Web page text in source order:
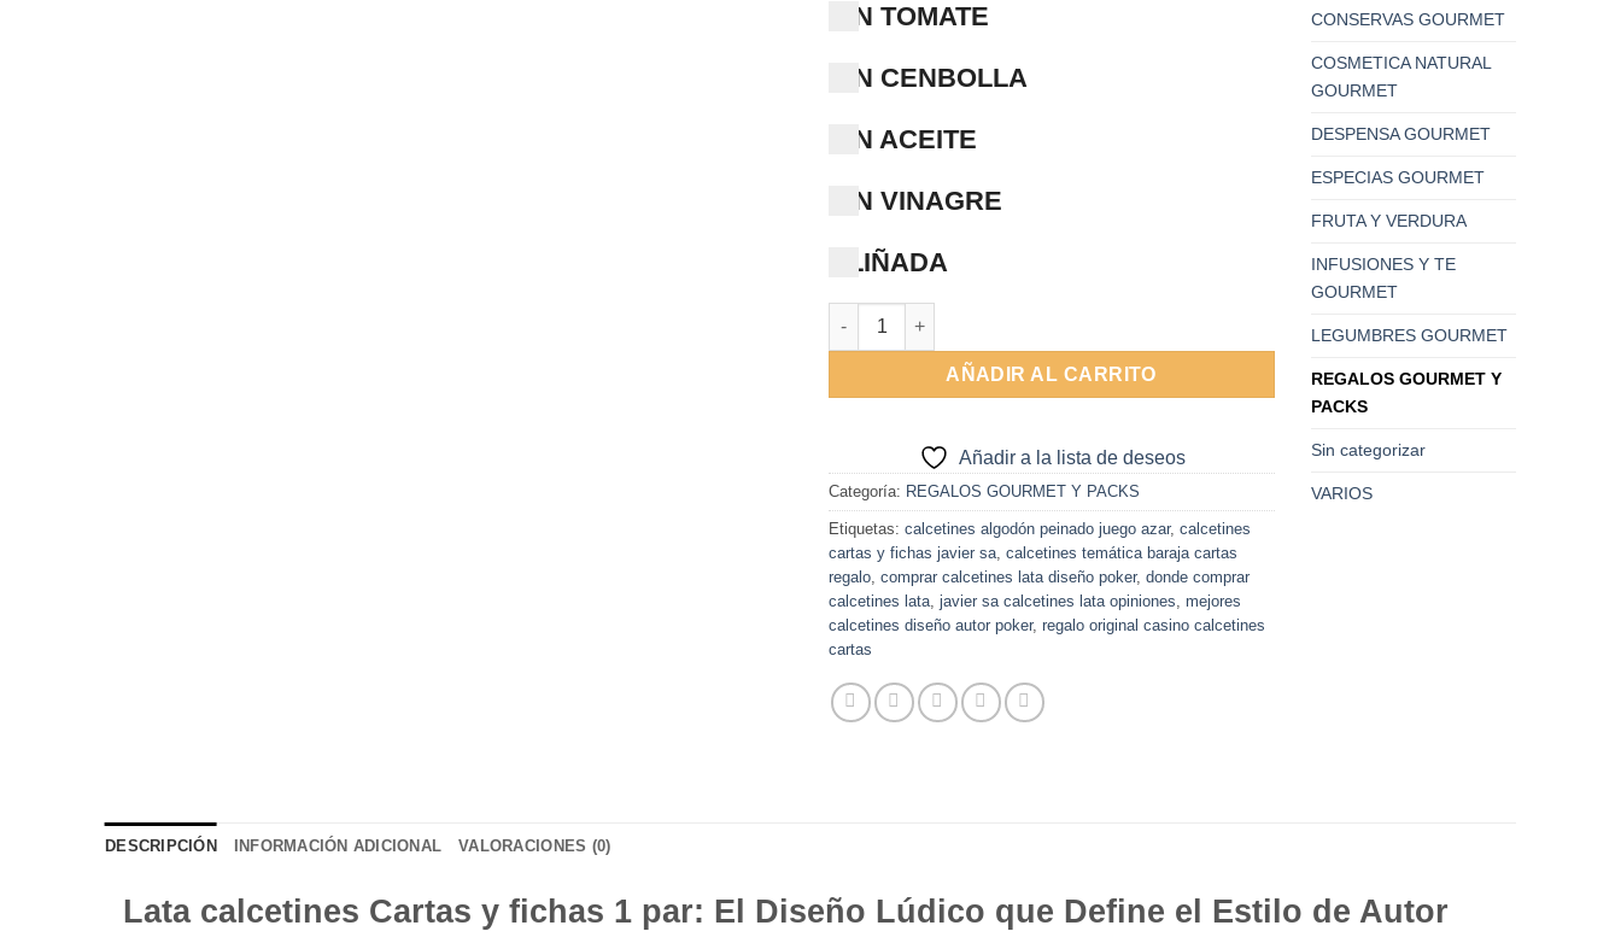
SIN TOMATE
SIN CENBOLLA
SIN ACEITE
SIN VINAGRE
ALIÑADA
Lata calcetines Cartas y fichas 1 par cantidad
AÑADIR AL CARRITO
Añadir a la lista de deseos
Categoría: REGALOS GOURMET Y PACKS
Etiquetas: calcetines algodón peinado juego azar, calcetines
cartas y fichas javier sa calcetines temática baraja cartas
regalo comprar calcetines lata diseño poker, donde comprar
calcetines lata javier sa calcetines lata opiniones mejores
calcetines diseño autor poker, regalo original casino calcetines
cartas
CONSERVAS GOURMET
COSMETICA NATURAL
GOURMET
DESPENSA GOURMET
ESPECIAS GOURMET
FRUTA Y VERDURA
INFUSIONES Y TE
GOURMET
LEGUMBRES GOURMET
REGALOS GOURMET Y
PACKS
Sin categorizar
VARIOS
DESCRIPCIÓN INFORMACIÓN ADICIONAL VALORACIONES (0)
Lata calcetines Cartas y fichas 1 par: El Diseño Lúdico que Define el Estilo de Autor